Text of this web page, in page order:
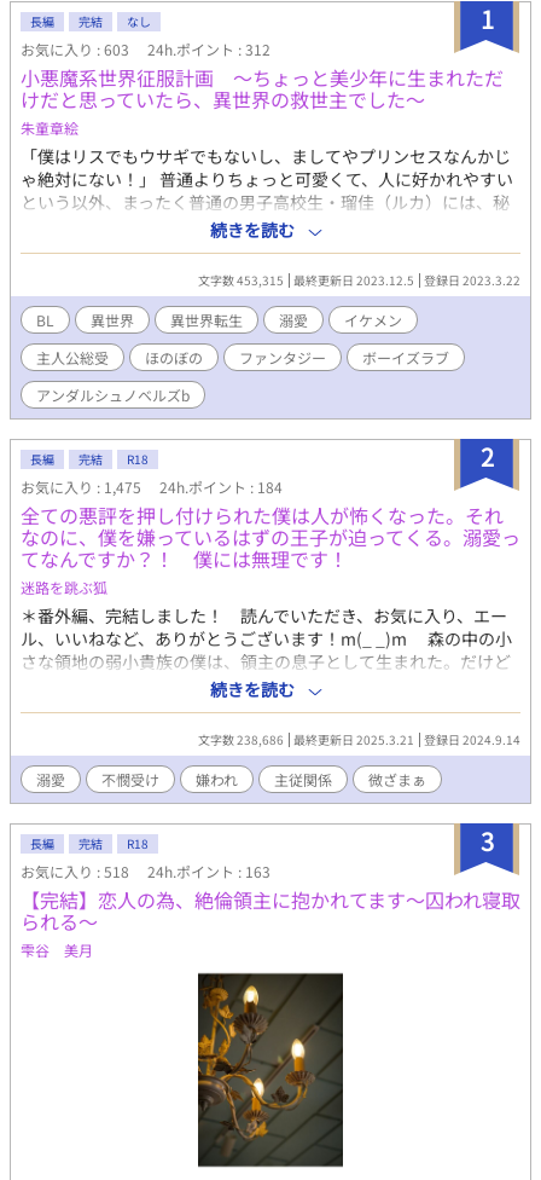
1
長編 完結 なし
お気に入り : 603 24h.ポイント : 312
小悪魔系世界征服計画 ～ちょっと美少年に生まれただ
けだと思っていたら、異世界の救世主でした～
朱童章絵
「僕はリスでもウサギでもないし、ましてやプリンセスなんかじ
ゃ絶対にない！」 普通よりちょっと可愛くて、人に好かれやすい
という以外、まったく普通の男子高校生・瑠佳（ルカ）には、秘
密がある。小さな頃からずっと、別な世界で日々を送り、成長し
ていく夢を見続けているのだ。 史上最強の呼び声も高い、大魔法
使いである祖母・ベリンダ。 その弟子であり、物腰柔らか、ルカ
のトラウマを刺激しまくる、超絶美形・ユージーン。 外見も内面
も、強くて男らしくて頼りになる、寡黙で優しい、薬屋の跡取
り・ジェイク。 いつも笑顔で温厚だけど、ルカ以外にまったく価
値を見出さない、ヤンデレ系神父・ネイト。 領主の息子なのに気
さくで誠実、親友のイケメン貴公子・フィンレー。 彼らの過剰な
スキンシップに狼狽えながらも、ルカは日々を楽しく過ごしてい
る。夢から覚めるたびに強まる倦怠感に加えて、祖母や仲間達の
言動にも不可解な点が。更には魔王の復活も重なって、瑠佳は次
第に世界全体に疑問を感じるようになっていく。 やがて現実の自
分の不調の原因が夢にあるのではないかと考えた瑠佳は、「夢の
世界」そのものを否定するようになるが――。 無自覚小悪魔ちゃ
ん、総受系愛され主人公による、保護者同伴RPG（？）。 （この
作品は、小説家になろう、カクヨムにも掲載しています）
続きを読む
文字数 453,315 最終更新日 2023.12.5 登録日 2023.3.22
BL 異世界 異世界転生 溺愛
イケメン
主人公総受
ほのぼの ファンタジー
ボーイズラブ
アンダルシュノベルズb
2
長編 完結 R18
お気に入り : 1,475 24h.ポイント : 184
全ての悪評を押し付けられた僕は人が怖くなった。それ
なのに、僕を嫌っているはずの王子が迫ってくる。溺愛っ
てなんですか？！ 僕には無理です！
迷路を跳ぶ狐
＊番外編、完結しました！ 読んでいただき、お気に入り、エー
ル、いいねなど、ありがとうございます！m(_ _)m 森の中の小
さな領地の弱小貴族の僕は、領主の息子として生まれた。だけど
両親は可愛い兄弟たちに夢中で、いつも邪魔者扱いされていた。
なんとか認められたくて、魔法や剣技、領地経営なんかも学ん
だけど、何が起これば全て僕が悪いと言われて、激しい折檻を受
けた。 そんな家族は領地で好き放題に搾取して、領民を襲う魔
物は放置。そんなことをしているうちに、悪事がバレそうになっ
て、全ての悪評を僕に押し付けて逃げた。 それどころか、家族
を逃す交換条件として領主の代わりになった男たちに、僕は毎日
奴隷として働かされる日々…… 暗い地下に閉じ込められては鞭
で打たれ、拷問され、仕事を押し付けられる毎日を送っていたあ
る日、僕の前に、竜が現れる。それはかつて僕が、悪事を働く竜
と間違えて、背後から襲いかかった竜の王子だった。 あの時の
ことを思い出して、跪いて謝る僕の手を、王子は握って立たせ
る。そして、僕にずっと会いたかったと言い出した。
え…………？ なんで？ 二話目まで胸糞注意。R18は保険です。
続きを読む
文字数 238,686 最終更新日 2025.3.21 登録日 2024.9.14
溺愛 不憫受け 嫌われ 主従関係 微ざまぁ
3
長編 完結 R18
お気に入り : 518 24h.ポイント : 163
【完結】恋人の為、絶倫領主に抱かれてます〜囚われ寝取
られる〜
雫谷 美月